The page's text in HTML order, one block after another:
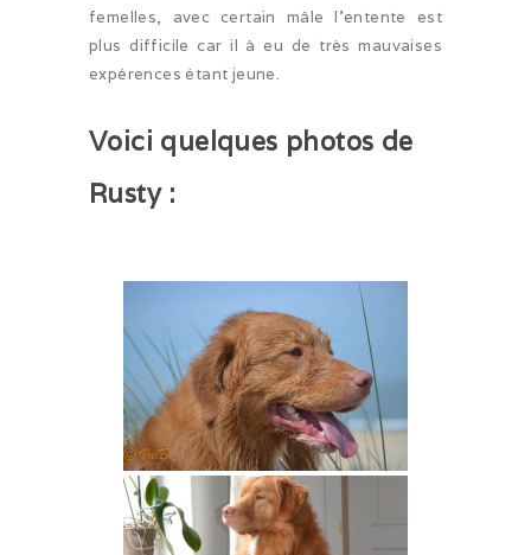
Sociabilisation des chiots
Alimentation
Le standard
Tests de santé
Caractère et morphologie
Club de race et pédigrée
femelles, avec certain mâle l’entente est
plus difficile car il à eu de très mauvaises
expérences étant jeune.
Voici quelques photos de
Rusty :